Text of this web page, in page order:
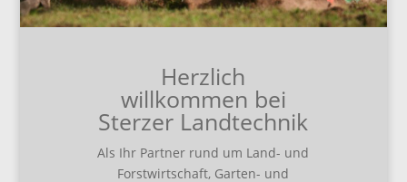
Herzlich
willkommen bei
Sterzer Landtechnik
Als Ihr Partner rund um Land- und
Forstwirtschaft, Garten- und